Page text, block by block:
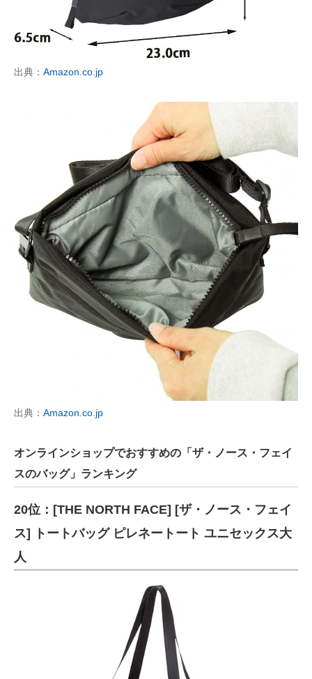
出典： Amazon.co.jp
出典： Amazon.co.jp
オンラインショップでおすすめの「ザ・ノース・フェイ
スのバッグ」ランキング
20位：[THE NORTH FACE] [ザ・ノース・フェイ
ス] トートバッグ ピレネートート ユニセックス大
人